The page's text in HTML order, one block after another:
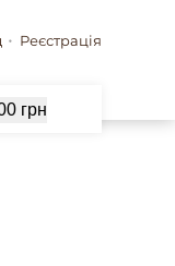
Реєстрація
грн